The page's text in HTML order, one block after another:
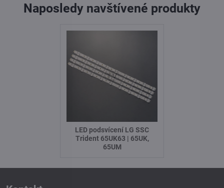
Naposledy navštívené produkty
LED podsvícení LG SSC
Trident 65UK63 | 65UK,
65UM